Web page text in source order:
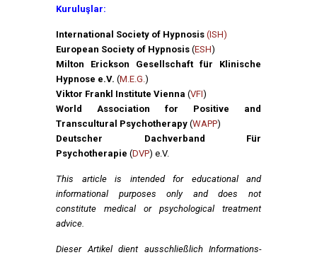
Kuruluşlar:
International Society of Hypnosis (ISH)
European Society of Hypnosis (ESH)
Milton Erickson Gesellschaft für Klinische
Hypnose e.V. (M.E.G.)
Viktor Frankl Institute Vienna (VFI)
World Association for Positive and
Transcultural Psychotherapy (WAPP)
Deutscher Dachverband Für
Psychotherapie (DVP) e.V.
This article is intended for educational and
informational purposes only and does not
constitute medical or psychological treatment
advice.
Dieser Artikel dient ausschließlich Informations-